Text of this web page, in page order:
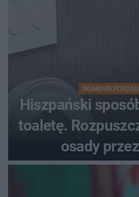
DOMOWE
Hiszpański
toaletę.
osady